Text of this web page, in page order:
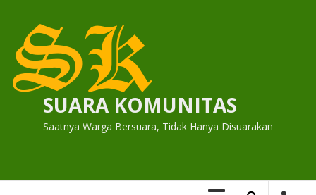
content
SUARA KOMUNITAS
Saatnya Warga Bersuara, Tidak Hanya Disuarakan